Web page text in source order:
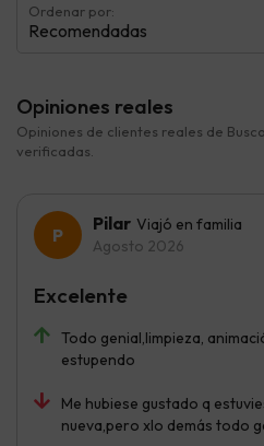
Ordenar por:
Recomendadas
Opiniones reales
Opiniones de clientes reales de
verificadas.
Pilar Viajó en familia
Agosto 2026
Todo genial,limpieza,
estupendo
Me hubiese gustado q
nueva,pero xlo demás todo
Excelente